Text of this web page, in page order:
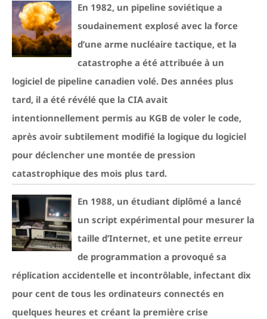
En 1982, un pipeline soviétique a
soudainement explosé avec la force
d’une arme nucléaire tactique, et la
catastrophe a été attribuée à un
logiciel de pipeline canadien volé. Des années plus
tard, il a été révélé que la CIA avait
intentionnellement permis au KGB de voler le code,
après avoir subtilement modifié la logique du logiciel
pour déclencher une montée de pression
catastrophique des mois plus tard.
En 1988, un étudiant diplômé a lancé
un script expérimental pour mesurer la
taille d’Internet, et une petite erreur
de programmation a provoqué sa
réplication accidentelle et incontrôlable, infectant dix
pour cent de tous les ordinateurs connectés en
quelques heures et créant la première crise